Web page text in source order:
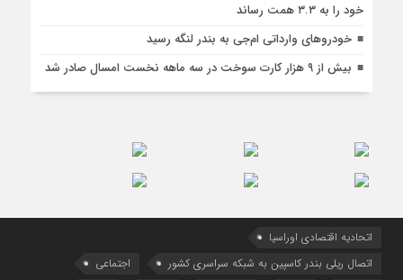
خود را به ۳.۳ همت رساند
خودروهای وارداتی ام‌جی به بندر لنگه رسید
بیش از ۹ هزار کارت سوخت در سه ماهه نخست امسال صادر شد
اتحادیه اقتصادی اوراسیا
اتصال ریلی بندر کاسپین به شبکه سراسری کشور
اجتماعی